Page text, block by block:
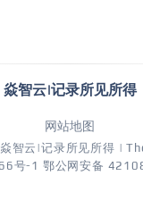
焱智云|记录所见所得
网站地图
焱智云|记录所见所得 |
号-1 鄂公网安备